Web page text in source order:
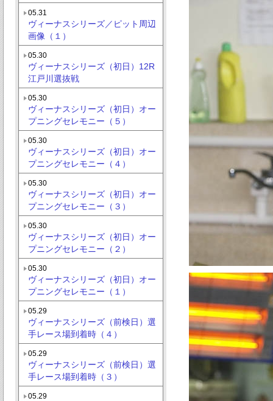
05.31
ヴィーナスシリーズ／ピット周辺
画像（１）
05.30
ヴィーナスシリーズ（初日）12R
江戸川選抜戦
05.30
ヴィーナスシリーズ（初日）オー
プニングセレモニー（５）
05.30
ヴィーナスシリーズ（初日）オー
プニングセレモニー（４）
05.30
ヴィーナスシリーズ（初日）オー
プニングセレモニー（３）
05.30
ヴィーナスシリーズ（初日）オー
プニングセレモニー（２）
05.30
ヴィーナスシリーズ（初日）オー
プニングセレモニー（１）
05.29
ヴィーナスシリーズ（前検日）選
手レース場到着時（４）
05.29
ヴィーナスシリーズ（前検日）選
手レース場到着時（３）
05.29